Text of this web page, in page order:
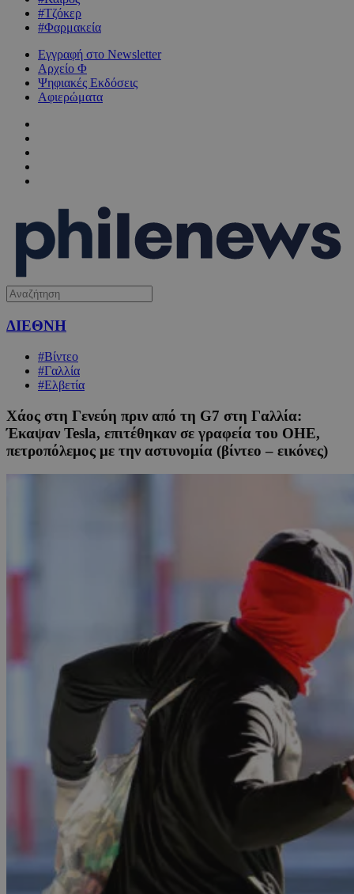
#Τζόκερ
#Φαρμακεία
Εγγραφή στο Newsletter
Αρχείο Φ
Ψηφιακές Εκδόσεις
Αφιερώματα
ΔΙΕΘΝΗ
#Βίντεο
#Γαλλία
#Ελβετία
Χάος στη Γενεύη πριν από τη G7 στη Γαλλία:
Έκαψαν Tesla, επιτέθηκαν σε γραφεία του ΟΗΕ,
πετροπόλεμος με την αστυνομία (βίντεο – εικόνες)